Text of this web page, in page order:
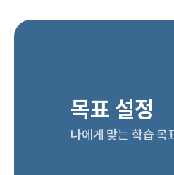
목표 설정
나에게 맞는 학습 목